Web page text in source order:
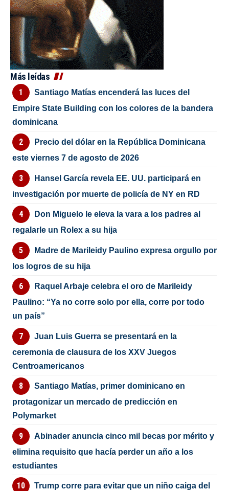
Más leídas
Santiago Matías encenderá las luces del
Empire State Building con los colores de la bandera
dominicana
Precio del dólar en la República Dominicana
este viernes 7 de agosto de 2026
Hansel García revela EE. UU. participará en
investigación por muerte de policía de NY en RD
Don Miguelo le eleva la vara a los padres al
regalarle un Rolex a su hija
Madre de Marileidy Paulino expresa orgullo por
los logros de su hija
Raquel Arbaje celebra el oro de Marileidy
Paulino: “Ya no corre solo por ella, corre por todo
un país”
Juan Luis Guerra se presentará en la
ceremonia de clausura de los XXV Juegos
Centroamericanos
Santiago Matías, primer dominicano en
protagonizar un mercado de predicción en
Polymarket
Abinader anuncia cinco mil becas por mérito y
elimina requisito que hacía perder un año a los
estudiantes
Trump corre para evitar que un niño caiga del